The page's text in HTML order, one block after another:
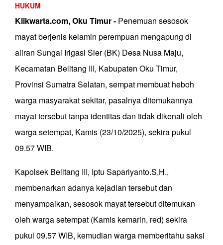
HUKUM
Klikwarta.com, Oku Timur - Penemuan sesosok
mayat berjenis kelamin perempuan mengapung di
aliran Sungai Irigasi Sier (BK) Desa Nusa Maju,
Kecamatan Belitang III, Kabupaten Oku Timur,
Provinsi Sumatra Selatan, sempat membuat heboh
warga masyarakat sekitar, pasalnya ditemukannya
mayat tersebut tanpa identitas dan tidak dikenali oleh
warga setempat, Kamis (23/10/2025), sekira pukul
09.57 WIB.
Kapolsek Belitang III, Iptu Sapariyanto.S,H.,
membenarkan adanya kejadian tersebut dan
menyampaikan, sesosok mayat tersebut ditemukan
oleh warga setempat (Kamis kemarin, red) sekira
pukul 09.57 WIB, kemudian warga memberitahu saksi